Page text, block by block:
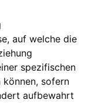
auf welche die
spezifischen
sofern
aufbewahrt